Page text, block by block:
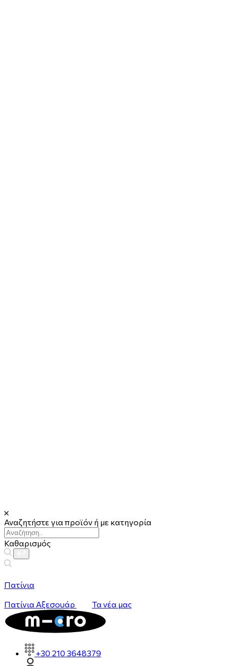
Αναζητήστε για προϊόν ή με κατηγορία
Καθαρισμός
Πατίνια
Πατίνια Αξεσουάρ Τα νέα μας
+30 210 3648379